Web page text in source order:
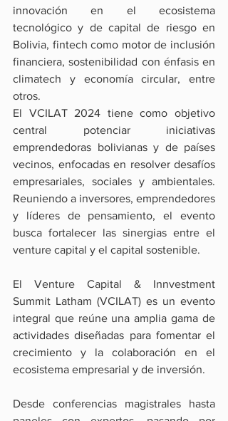
innovación en el ecosistema
tecnológico y de capital de riesgo en
Bolivia, fintech como motor de inclusión
financiera, sostenibilidad con énfasis en
climatech y economía circular, entre
otros.
El VCILAT 2024 tiene como objetivo
central potenciar iniciativas
emprendedoras bolivianas y de países
vecinos, enfocadas en resolver desafíos
empresariales, sociales y ambientales.
Reuniendo a inversores, emprendedores
y líderes de pensamiento, el evento
busca fortalecer las sinergias entre el
venture capital y el capital sostenible.
El Venture Capital & Innvestment
Summit Latham (VCILAT) es un evento
integral que reúne una amplia gama de
actividades diseñadas para fomentar el
crecimiento y la colaboración en el
ecosistema empresarial y de inversión.
Desde conferencias magistrales hasta